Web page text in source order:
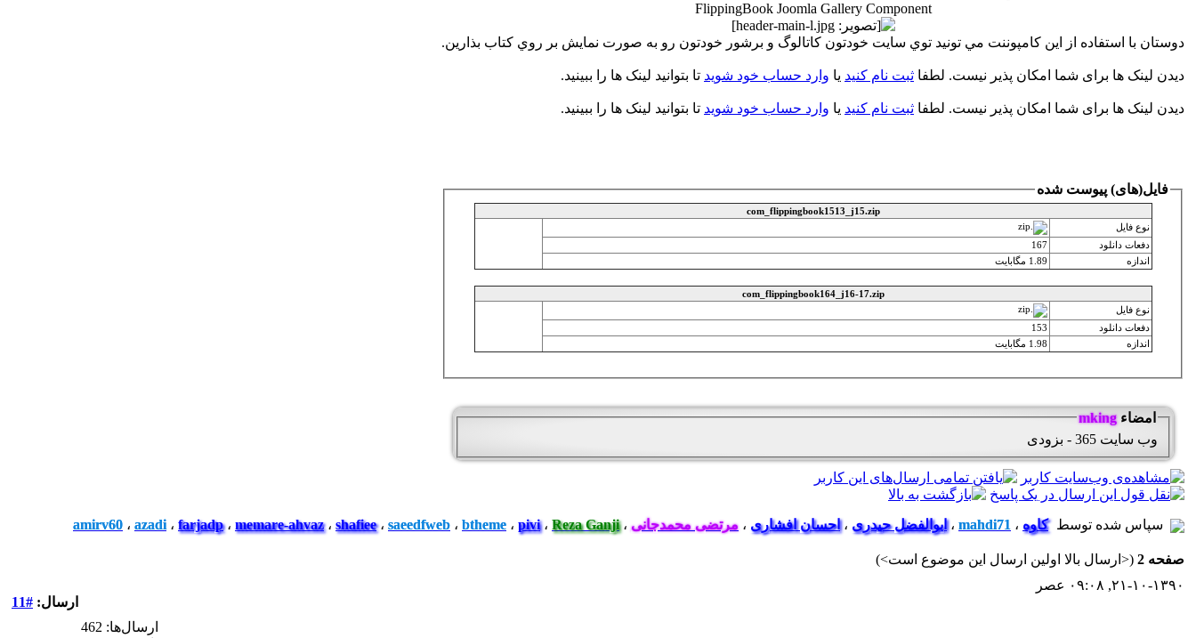
FlippingBook Joomla Gallery Component
دوستان با استفاده از اين کامپوننت مي تونيد توي سايت خودتون کاتالوگ و برشور خودتون رو به صورت نمايش بر روي کتاب بذارين.
دیدن لینک ها برای شما امکان پذیر نیست. لطفا ثبت نام کنید یا وارد حساب خود شوید تا بتوانید لینک ها را ببینید.
دیدن لینک ها برای شما امکان پذیر نیست. لطفا ثبت نام کنید یا وارد حساب خود شوید تا بتوانید لینک ها را ببینید.
فایل‌(های) پیوست شده
com_flippingbook1513_j15.zip
نوع فایل
دفعات دانلود
167
اندازه
1.89 مگابایت
com_flippingbook164_j16-17.zip
نوع فایل
دفعات دانلود
153
اندازه
1.98 مگابایت
امضاءmking
وب سایت 365 - بزودی
سپاس شده توسط کاوه ، mahdi71 ،ابوالفضل حیدری ،احسان افشاری ،مرتضی محمدجانی،Reza Ganji ،pivi ، btheme ، saeedfweb ،shafiee ،memare-ahvaz ،farjadp ، azadi ، amirv60
صفحه 2
(<ارسال بالا اولین ارسال این موضوع است>)
۲۱-۱۰-۱۳۹۰, ۰۹:۰۸ عصر
ارسال: #11
ارسال‌ها: 462